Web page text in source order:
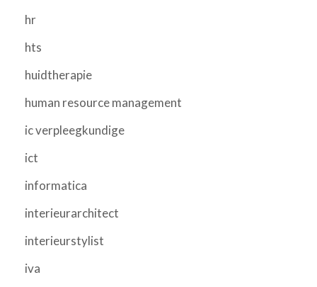
hr
hts
huidtherapie
human resource management
ic verpleegkundige
ict
informatica
interieurarchitect
interieurstylist
iva